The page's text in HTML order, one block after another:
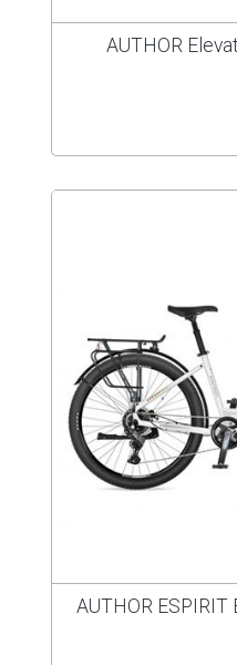
AUTHOR
AUTHOR ESPIRIT